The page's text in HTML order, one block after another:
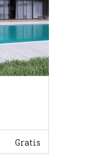
Gratis